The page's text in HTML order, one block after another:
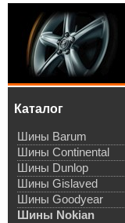
Каталог
Шины Barum
Шины Continental
Шины Dunlop
Шины Gislaved
Шины Goodyear
Шины Nokian